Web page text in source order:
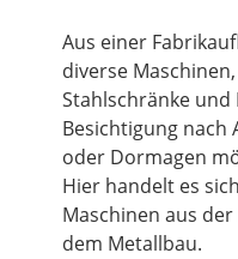
Aus einer
diverse
Stahlschränke
Besichtigung nach
oder Dormagen
Hier handelt es
Maschinen aus
dem Metallbau.